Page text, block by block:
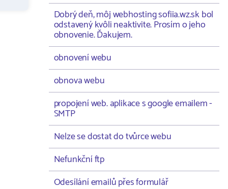
Dobrý deň, môj webhosting sofiia.wz.sk bol
odstavený kvôli neaktivite. Prosím o jeho
obnovenie. Ďakujem.
obnovení webu
obnova webu
propojení web. aplikace s google emailem -
SMTP
Nelze se dostat do tvůrce webu
Nefunkční ftp
Odesílání emailů přes formulář